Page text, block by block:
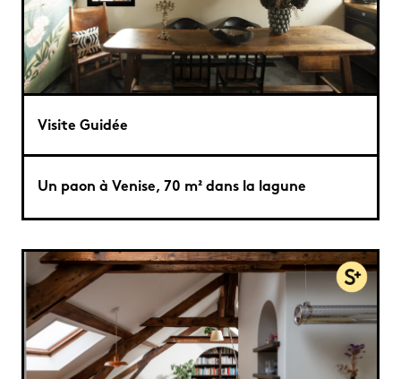
Visite Guidée
Un paon à Venise, 70 m² dans la lagune